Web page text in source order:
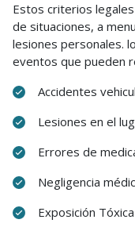
Estos criterios
de situaciones, a
lesiones personales.
eventos que pueden
Accidentes
Lesiones en el
Errores de
Negligencia
Exposición Tóxica